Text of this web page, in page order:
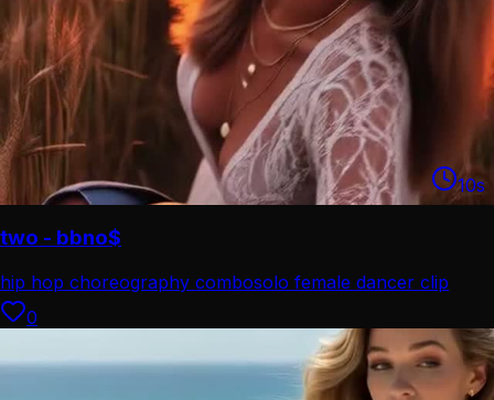
10s
two - bbno$
hip hop choreography combosolo female dancer clip
0